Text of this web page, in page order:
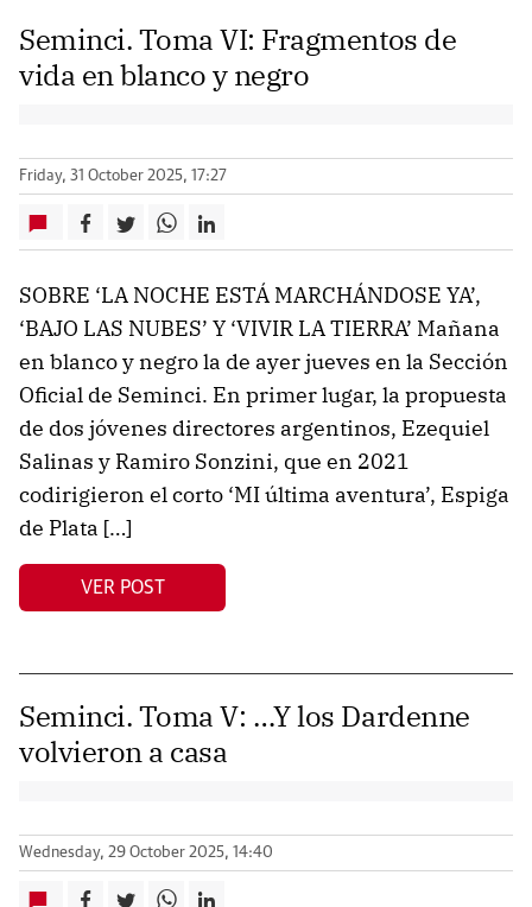
Seminci. Toma VI: Fragmentos de
vida en blanco y negro
Friday, 31 October 2025, 17:27
SOBRE ‘LA NOCHE ESTÁ MARCHÁNDOSE YA’,
‘BAJO LAS NUBES’ Y ‘VIVIR LA TIERRA’ Mañana
en blanco y negro la de ayer jueves en la Sección
Oficial de Seminci. En primer lugar, la propuesta
de dos jóvenes directores argentinos, Ezequiel
Salinas y Ramiro Sonzini, que en 2021
codirigieron el corto ‘MI última aventura’, Espiga
de Plata […]
VER POST
Seminci. Toma V: …Y los Dardenne
volvieron a casa
Wednesday, 29 October 2025, 14:40